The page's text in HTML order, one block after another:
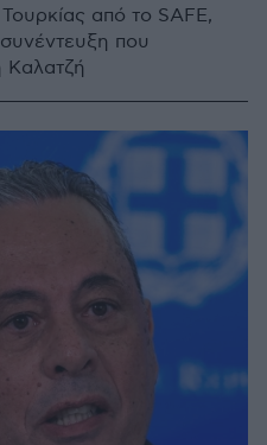
από το SAFE,
που